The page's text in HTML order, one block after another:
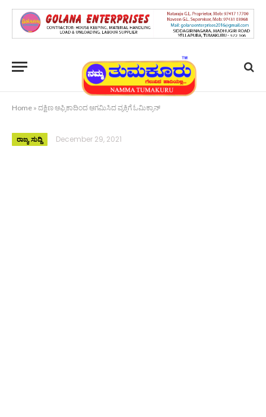
Home » ದಕ್ಷಿಣ ಆಫ್ರಿಕಾದಿಂದ ಆಗಮಿಸಿದ ವ್ಯಕ್ತಿಗೆ ಓಮಿಕ್ರಾನ್
ರಾಜ್ಯ ಸುದ್ದಿ December 29, 2021